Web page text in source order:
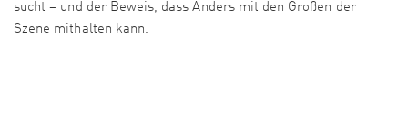
sucht – und der Beweis, dass Anders mit den Großen der
Szene mithalten kann.